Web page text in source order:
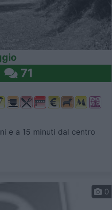
71
e a 15 minuti dal centro
0